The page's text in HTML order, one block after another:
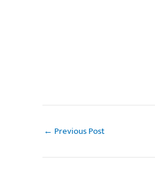
← Previous Post